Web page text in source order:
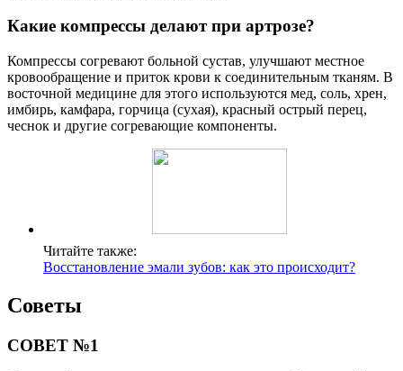
Какие компрессы делают при артрозе?
Компрессы согревают больной сустав, улучшают местное
кровообращение и приток крови к соединительным тканям. В
восточной медицине для этого используются мед, соль, хрен,
имбирь, камфара, горчица (сухая), красный острый перец,
чеснок и другие согревающие компоненты.
Читайте также:
Восстановление эмали зубов: как это происходит?
Советы
СОВЕТ №1